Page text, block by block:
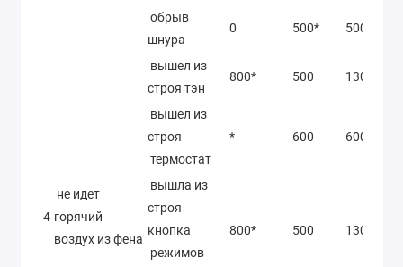
обрыв
шнура
0 500* 500*
4
не идет
горячий
воздух из фена
вышел из
строя тэн
800* 500 1300*
вышел из
строя
термостат
* 600 600*
вышла из
строя
кнопка
режимов
800* 500 1300*